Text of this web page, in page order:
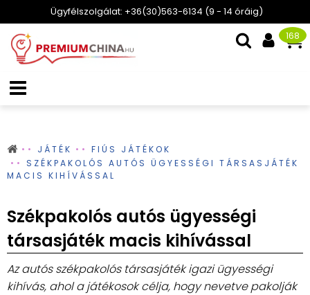
Ügyfélszolgálat: +36(30)563-6134 (9 - 14 óráig)
168
JÁTÉK
FIÚS JÁTÉKOK
SZÉKPAKOLÓS AUTÓS ÜGYESSÉGI TÁRSASJÁTÉK
MACIS KIHÍVÁSSAL
Székpakolós autós ügyességi
társasjáték macis kihívással
Az autós székpakolós társasjáték igazi ügyességi
kihívás, ahol a játékosok célja, hogy nevetve pakolják